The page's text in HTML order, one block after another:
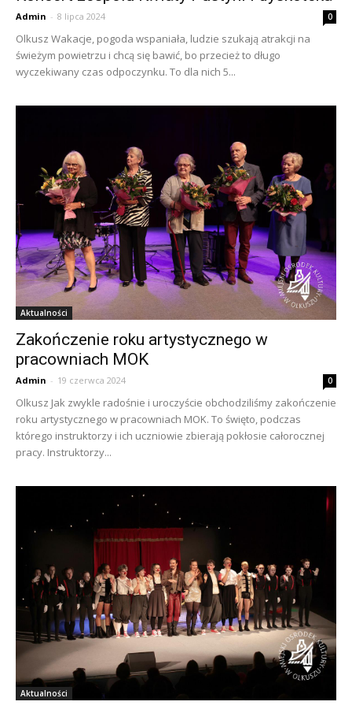
Admin - 8 lipca 2024 0
Olkusz Wakacje, pogoda wspaniała, ludzie szukają atrakcji na
świeżym powietrzu i chcą się bawić, bo przecież to długo
wyczekiwany czas odpoczynku. To dla nich 5...
Aktualności
Zakończenie roku artystycznego w
pracowniach MOK
Admin - 19 czerwca 2024 0
Olkusz Jak zwykle radośnie i uroczyście obchodziliśmy zakończenie
roku artystycznego w pracowniach MOK. To święto, podczas
którego instruktorzy i ich uczniowie zbierają pokłosie całorocznej
pracy. Instruktorzy...
Aktualności